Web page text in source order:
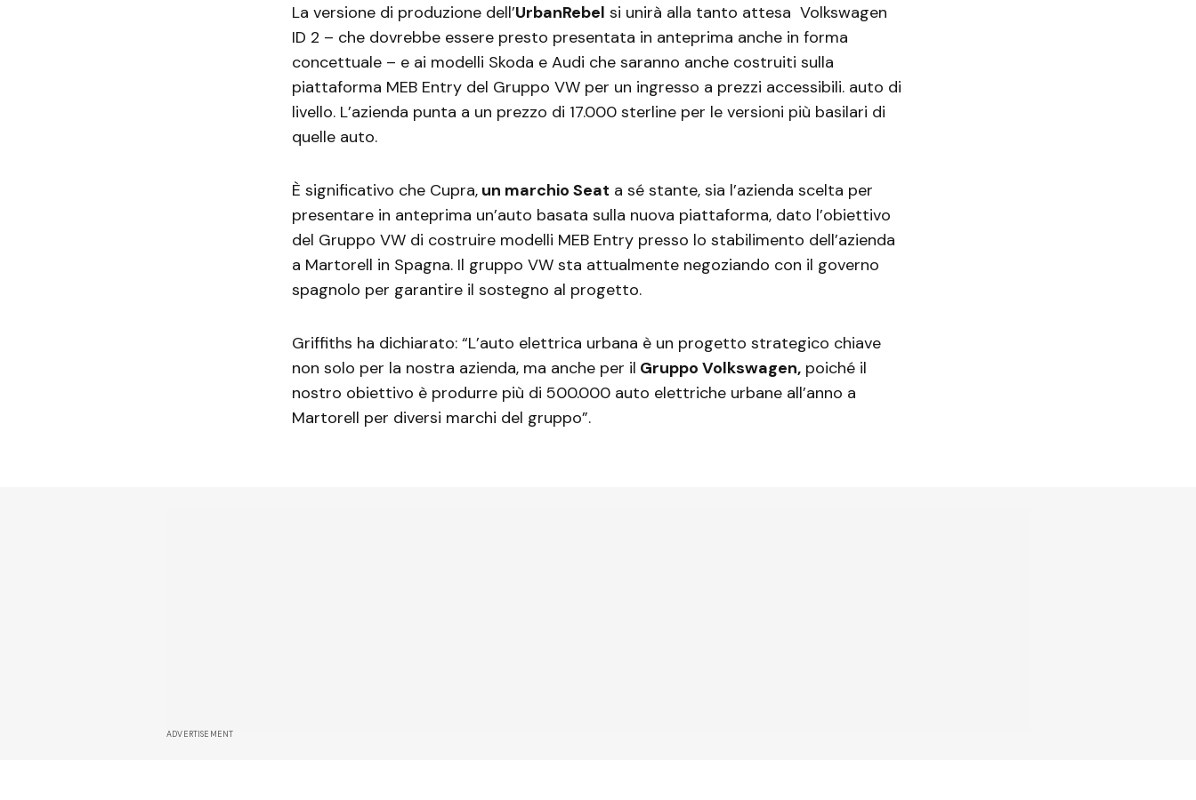
La versione di produzione dell’UrbanRebel si unirà alla tanto attesa Volkswagen
ID 2 – che dovrebbe essere presto presentata in anteprima anche in forma
concettuale – e ai modelli Skoda e Audi che saranno anche costruiti sulla
piattaforma MEB Entry del Gruppo VW per un ingresso a prezzi accessibili. auto di
livello. L’azienda punta a un prezzo di 17.000 sterline per le versioni più basilari di
quelle auto.
È significativo che Cupra, un marchio Seat a sé stante, sia l’azienda scelta per
presentare in anteprima un’auto basata sulla nuova piattaforma, dato l’obiettivo
del Gruppo VW di costruire modelli MEB Entry presso lo stabilimento dell’azienda
a Martorell in Spagna. Il gruppo VW sta attualmente negoziando con il governo
spagnolo per garantire il sostegno al progetto.
Griffiths ha dichiarato: “L’auto elettrica urbana è un progetto strategico chiave
non solo per la nostra azienda, ma anche per il Gruppo Volkswagen, poiché il
nostro obiettivo è produrre più di 500.000 auto elettriche urbane all’anno a
Martorell per diversi marchi del gruppo”.
ADVERTISEMENT